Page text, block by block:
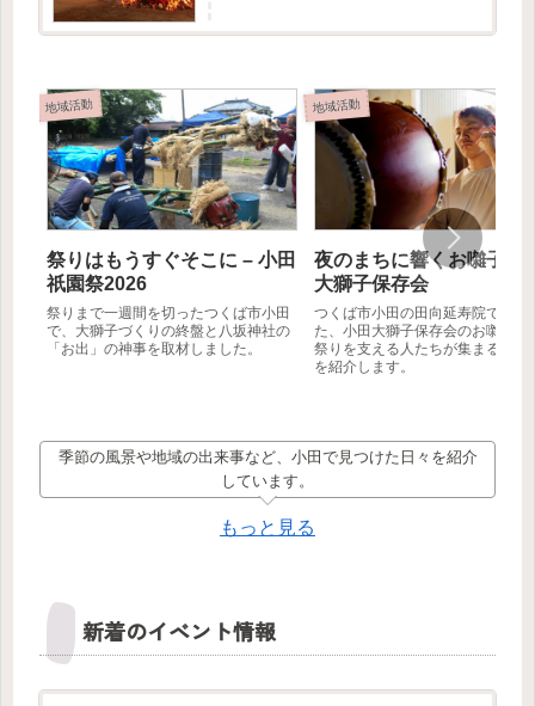
地域活動
祭りはもうすぐそこに – 小田
祇園祭2026
祭りまで一週間を切ったつくば市小田
で、大獅子づくりの終盤と八坂神社の
「お出」の神事を取材しました。
地域活動
夜のまちに響くお囃子 –
大獅子保存会
つくば市小田の田向延寿院で行わ
た、小田大獅子保存会のお囃子練
祭りを支える人たちが集まる夏の
を紹介します。
季節の風景や地域の出来事など、小田で見つけた日々を紹介
しています。
もっと見る
新着のイベント情報